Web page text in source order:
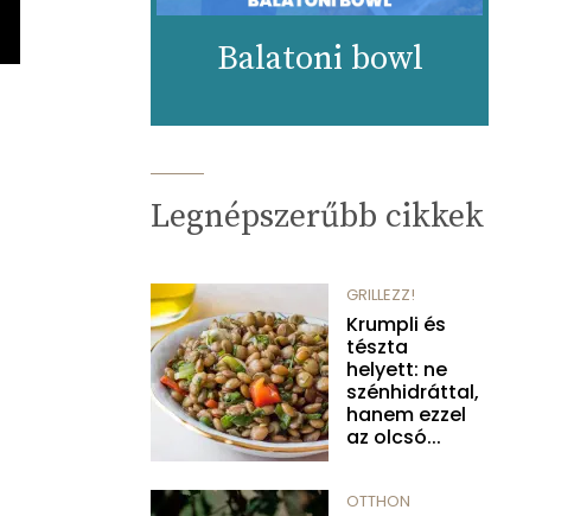
Balatoni bowl
Legnépszerűbb cikkek
GRILLEZZ!
Krumpli és
tészta
helyett: ne
szénhidráttal,
hanem ezzel
az olcsó...
OTTHON